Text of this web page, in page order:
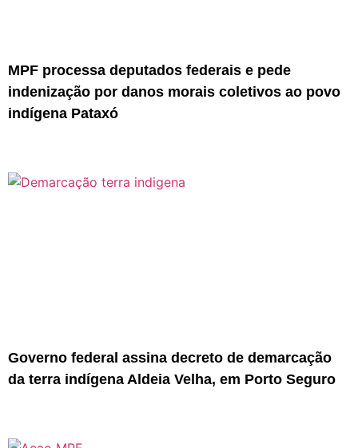
MPF processa deputados federais e pede
indenização por danos morais coletivos ao povo
indígena Pataxó
Governo federal assina decreto de demarcação
da terra indígena Aldeia Velha, em Porto Seguro